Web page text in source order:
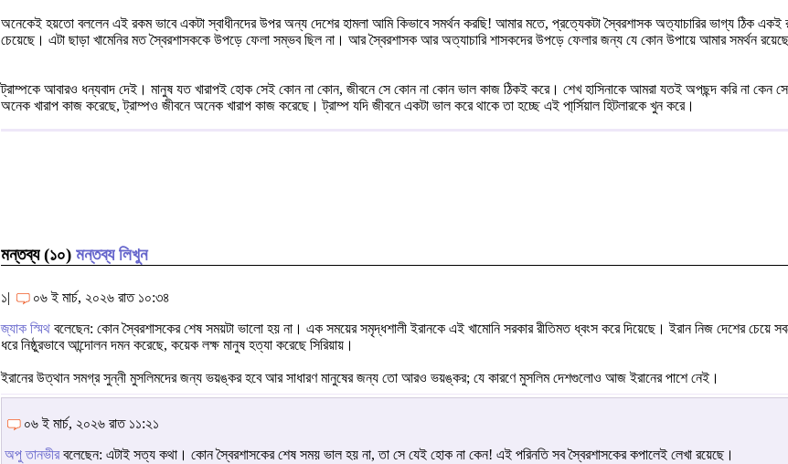
অনেকেই হয়তো বললেন এই রকম ভাবে একটা স্বাধীনদের উপর অন্য দেশের হামলা আমি কিভাবে সমর্থন করছি! আমার মতে, প্রত্যেকটা স্বৈরশাসক অত্যাচারির ভাগ্য ঠিক একই
চেয়েছে। এটা ছাড়া খামেনির মত স্বৈরশাসককে উপড়ে ফেলা সম্ভব ছিল না। আর স্বৈরশাসক আর অত্যাচারি শাসকদের উপড়ে ফেলার জন্য যে কোন উপায়ে আমার সমর্থন
ট্রাম্পকে আবারও ধন্যবাদ দেই। মানুষ যত খারাপই হোক সেই কোন না কোন, জীবনে সে কোন না কোন ভাল কাজ ঠিকই করে। শেখ হাসিনাকে আমরা যতই অপছন্দ করি না কেন
অনেক খারাপ কাজ করেছে, ট্রাম্পও জীবনে অনেক খারাপ কাজ করেছে। ট্রাম্প যদি জীবনে একটা ভাল করে থাকে তা হচ্ছে এই পা্র্সিয়াল হিটলারকে খুন করে।
মন্তব্য (১০) মন্তব্য লিখুন
১| ০৬ ই মার্চ, ২০২৬ রাত ১০:৩৪
জ্যাক স্মিথ বলেছেন: কোন স্বৈরশাসকের শেষ সময়টা ভালো হয় না। এক সময়ের সমৃদ্ধশালী ইরানকে এই খামোনি সরকার রীতিমত ধ্বংস করে দিয়েছে। ইরান নিজ দেশের চেয়ে
ধরে নিষ্ঠুরভাবে আন্দোলন দমন করেছে, কয়েক লক্ষ মানুষ হত্যা করেছে সিরিয়ায়।
ইরানের উত্থান সমগ্র সুন্নী মুসলিমদের জন্য ভয়ঙ্কর হবে আর সাধারণ মানুষের জন্য তো আরও ভয়ঙ্কর; যে কারণে মুসলিম দেশগুলোও আজ ইরানের পাশে নেই।
০৬ ই মার্চ, ২০২৬ রাত ১১:২১
অপু তানভীরবলেছেন: এটাই সত্য কথা। কোন স্বৈরশাসকের শেষ সময় ভাল হয় না, তা সে যেই হোক না কেন! এই পরিনতি সব স্বৈরশাসকের কপালেই লেখা রয়েছে।